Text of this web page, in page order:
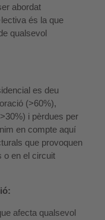
abordat
és la que
qualsevol
es deu
(>60%),
i pèrdues per
en compte aquí
que provoquen
o en el circuit
afecta qualsevol